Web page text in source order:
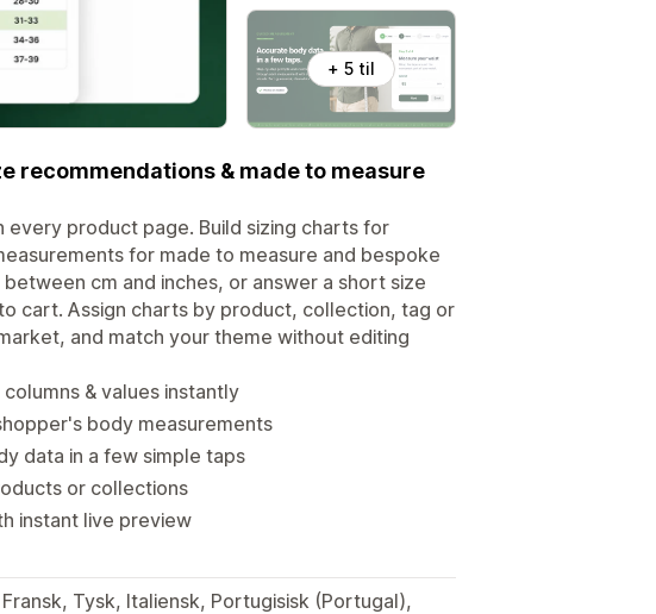
+ 5 til
recommendations & made to measure
every product page. Build sizing charts for
for made to measure and bespoke
cm and inches, or answer a short size
cart. Assign charts by product, collection, tag or
and match your theme without editing
& values instantly
body measurements
data in a few simple taps
or collections
instant live preview
Tysk, Italiensk, Portugisisk (Portugal),